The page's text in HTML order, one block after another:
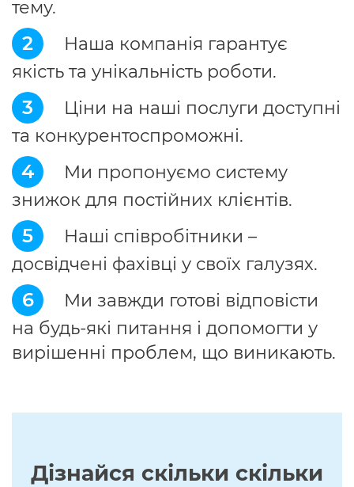
тему.
2
Наша компанія гарантує
якість та унікальність роботи.
3
Ціни на наші послуги доступні
та конкурентоспроможні.
4
Ми пропонуємо систему
знижок для постійних клієнтів.
5
Наші співробітники –
досвідчені фахівці у своїх галузях.
6
Ми завжди готові відповісти
на будь-які питання і допомогти у
вирішенні проблем, що виникають.
Дізнайся скільки скільки